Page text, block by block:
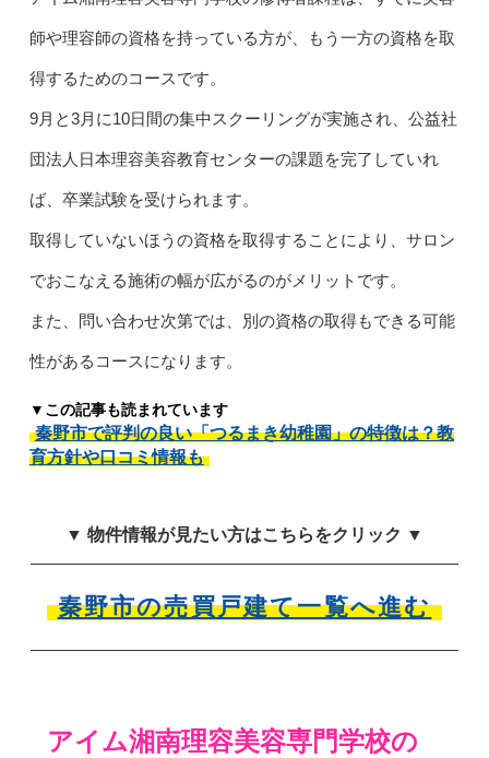
師や理容師の資格を持っている方が、もう一方の資格を取
得するためのコースです。
9月と3月に10日間の集中スクーリングが実施され、公益社
団法人日本理容美容教育センターの課題を完了していれ
ば、卒業試験を受けられます。
取得していないほうの資格を取得することにより、サロン
でおこなえる施術の幅が広がるのがメリットです。
また、問い合わせ次第では、別の資格の取得もできる可能
性があるコースになります。
▼この記事も読まれています
秦野市で評判の良い「つるまき幼稚園」の特徴は？教
育方針や口コミ情報も
▼ 物件情報が見たい方はこちらをクリック ▼
秦野市の売買戸建て一覧へ進む
アイム湘南理容美容専門学校の